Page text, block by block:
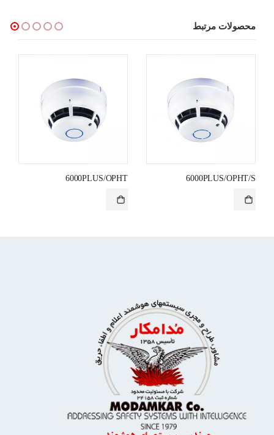
محصولات مرتبط
6000PLUS/OPHT/S
6000PLUS/OPHT